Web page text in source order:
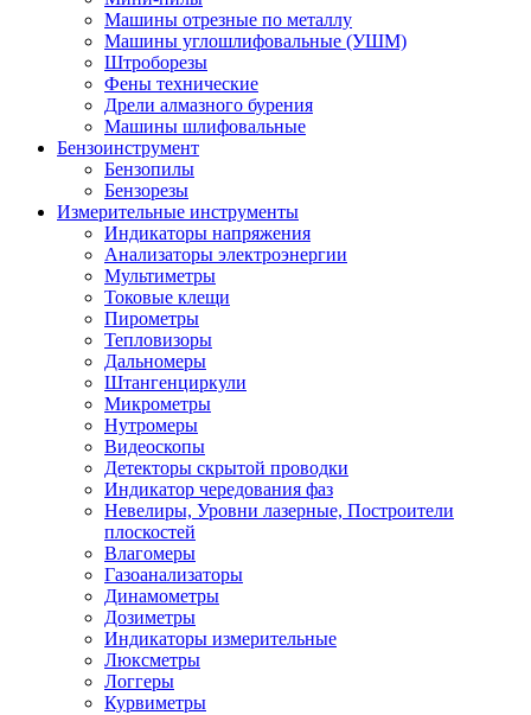
Машины отрезные по металлу
Машины углошлифовальные (УШМ)
Штроборезы
Фены технические
Дрели алмазного бурения
Машины шлифовальные
Бензоинструмент
Бензопилы
Бензорезы
Измерительные инструменты
Индикаторы напряжения
Анализаторы электроэнергии
Мультиметры
Токовые клещи
Пирометры
Тепловизоры
Дальномеры
Штангенциркули
Микрометры
Нутромеры
Видеоскопы
Детекторы скрытой проводки
Индикатор чередования фаз
Невелиры, Уровни лазерные, Построители
плоскостей
Влагомеры
Газоанализаторы
Динамометры
Дозиметры
Индикаторы измерительные
Люксметры
Логгеры
Курвиметры